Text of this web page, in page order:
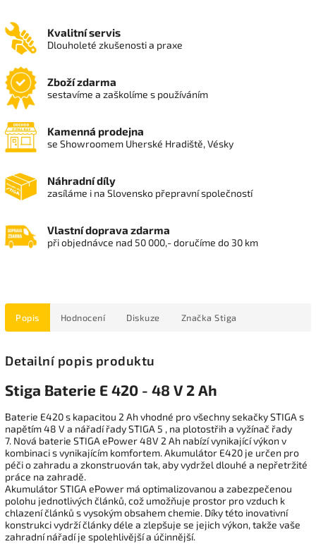
Kvalitní servis
Dlouholeté zkušenosti a praxe
Zboží zdarma
sestavíme a zaškolíme s používáním
Kamenná prodejna
se Showroomem Uherské Hradiště, Vésky
Náhradní díly
zasíláme i na Slovensko přepravní společností
Vlastní doprava zdarma
při objednávce nad 50 000,- doručíme do 30 km
Popis Hodnocení Diskuze Značka Stiga
Detailní popis produktu
Stiga Baterie E 420 - 48 V 2 Ah
Baterie E420 s kapacitou 2 Ah vhodné pro všechny sekačky STIGA s
napětím 48 V a nářadí řady STIGA 5 , na plotostřih a vyžínač řady
7. Nová baterie STIGA ePower 48V 2 Ah nabízí vynikající výkon v
kombinaci s vynikajícím komfortem. Akumulátor E420 je určen pro
péči o zahradu a zkonstruován tak, aby vydržel dlouhé a nepřetržité
práce na zahradě.
Akumulátor STIGA ePower má optimalizovanou a zabezpečenou
polohu jednotlivých článků, což umožňuje prostor pro vzduch k
chlazení článků s vysokým obsahem chemie. Díky této inovativní
konstrukci vydrží články déle a zlepšuje se jejich výkon, takže vaše
zahradní nářadí je spolehlivější a účinnější.